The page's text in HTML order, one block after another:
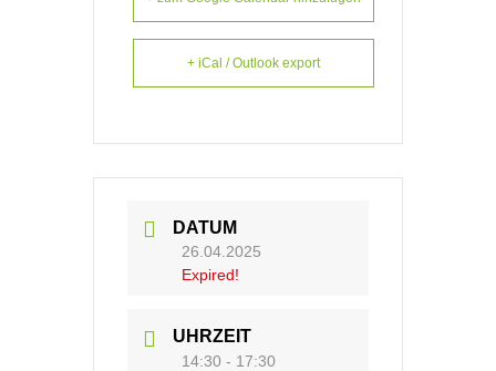
+ iCal / Outlook export
DATUM
26.04.2025
Expired!
UHRZEIT
14:30 - 17:30